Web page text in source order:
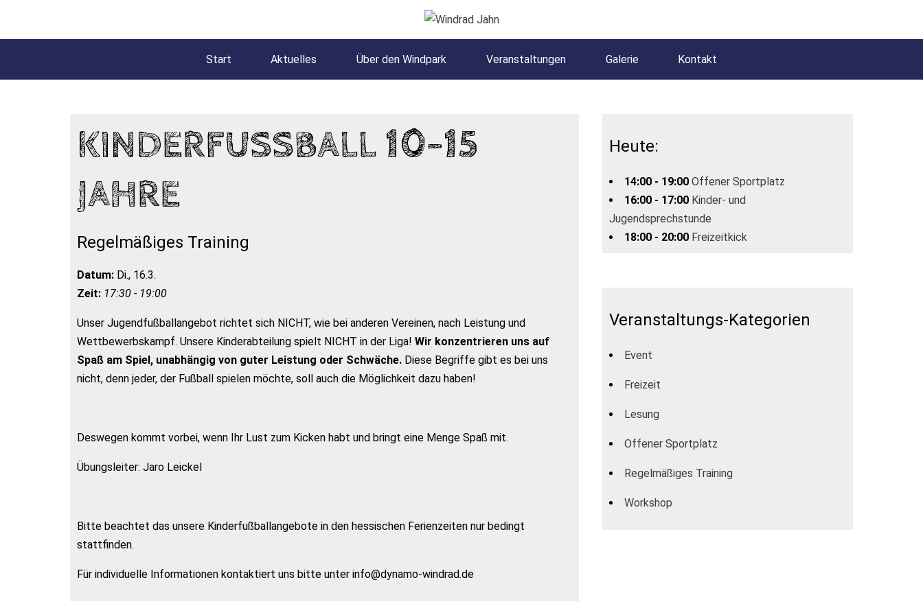
Start Aktuelles Über den Windpark Veranstaltungen Galerie Kontakt
KINDERFUSSBALL 10-15 J
AHRE
Regelmäßiges Training
Datum: Di., 16.3.
Zeit: 17:30 - 19:00
Unser Jugendfußballangebot richtet sich NICHT, wie bei anderen Vereinen, nach Leistung und
Wettbewerbskampf. Unsere Kinderabteilung spielt NICHT in der Liga! Wir konzentrieren uns auf
Spaß am Spiel, unabhängig von guter Leistung oder Schwäche. Diese Begriffe gibt es bei uns
nicht, denn jeder, der Fußball spielen möchte, soll auch die Möglichkeit dazu haben!
Deswegen kommt vorbei, wenn Ihr Lust zum Kicken habt und bringt eine Menge Spaß mit.
Übungsleiter: Jaro Leickel
Bitte beachtet das unsere Kinderfußballangebote in den hessischen Ferienzeiten nur bedingt
stattfinden.
Für individuelle Informationen kontaktiert uns bitte unter info@dynamo-windrad.de
Heute:
14:00 - 19:00 Offener Sportplatz
16:00 - 17:00 Kinder- und
Jugendsprechstunde
18:00 - 20:00 Freizeitkick
Veranstaltungs-Kategorien
Event
Freizeit
Lesung
Offener Sportplatz
Regelmäßiges Training
Workshop